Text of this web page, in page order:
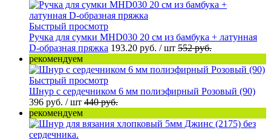
Быстрый просмотр
Ручка для сумки MHD030 20 см из бамбука + латунная
D-образная пряжка 193.20 руб. / шт 552 руб.
рекомендуем
Быстрый просмотр
Шнур с сердечником 6 мм полиэфирный Розовый (90)
396 руб. / шт 440 руб.
рекомендуем